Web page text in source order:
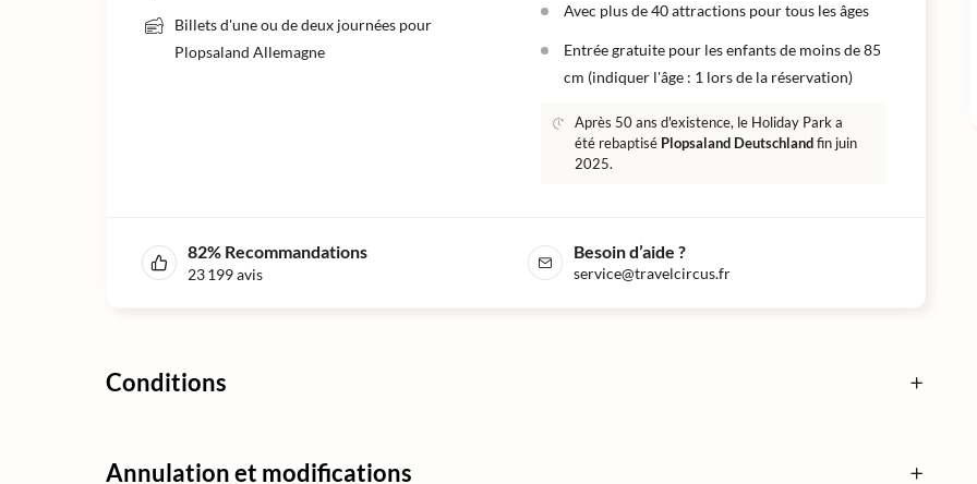
Billets d'une ou de deux journées pour
Plopsaland Allemagne
Avec plus de 40 attractions pour tous les âges
Entrée gratuite pour les enfants de moins de 85
cm (indiquer l'âge : 1 lors de la réservation)
Après 50 ans d'existence, le Holiday Park a
été rebaptisé Plopsaland Deutschlandfin juin
2025.
82% Recommandations
23 199avis
Besoin d’aide ?
service@travelcircus.fr
Conditions
Annulation et modifications